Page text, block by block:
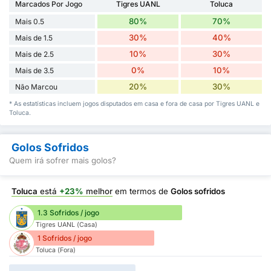
Marcados Por Jogo Tigres UANL
Toluca
Mais 0.5
80% 70%
Mais de 1.5 30% 40%
Mais de 2.5 10% 30%
Mais de 3.5 0% 10%
Não Marcou 20% 30%
* As estatísticas incluem jogos disputados em casa e fora de casa por Tigres UANL e
Toluca.
Golos Sofridos
Quem irá sofrer mais golos?
Toluca está +23% melhor em termos de Golos sofridos
1.3 Sofridos / jogo
Tigres UANL (Casa)
1 Sofridos / jogo
Toluca (Fora)